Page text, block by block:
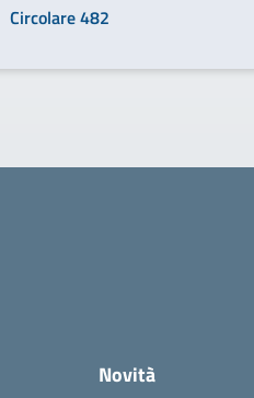
Circolare 482
Novità